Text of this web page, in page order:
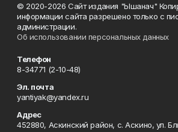
© 2020-2026 Сайт издания "Ышанач"
информации сайта разрешено только с
администрации.
Об использовании персональных данных
Телефон
8-34771 (2-10-48)
Эл. почта
yantiyak@yandex.ru
Адрес
452880, Аскинский район, с. Аскино, ул.